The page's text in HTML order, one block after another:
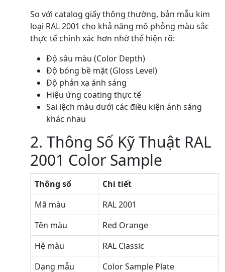
So với catalog giấy thông thường, bản mẫu kim
loại RAL 2001 cho khả năng mô phỏng màu sắc
thực tế chính xác hơn nhờ thể hiện rõ:
Độ sâu màu (Color Depth)
Độ bóng bề mặt (Gloss Level)
Độ phản xạ ánh sáng
Hiệu ứng coating thực tế
Sai lệch màu dưới các điều kiện ánh sáng
khác nhau
2. Thông Số Kỹ Thuật RAL
2001 Color Sample
Thông số
Chi tiết
Mã màu
RAL 2001
Tên màu
Red Orange
Hệ màu
RAL Classic
Dạng mẫu
Color Sample Plate